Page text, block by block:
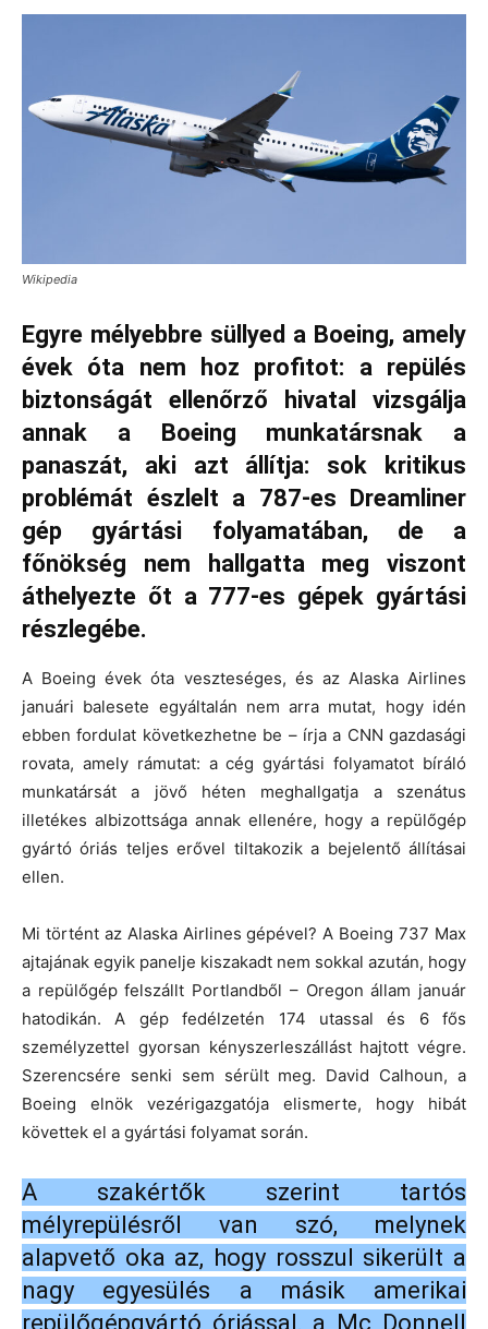
Wikipedia
Egyre mélyebbre süllyed a Boeing, amely
évek óta nem hoz profitot: a repülés
biztonságát ellenőrző hivatal vizsgálja
annak a Boeing munkatársnak a
panaszát, aki azt állítja: sok kritikus
problémát észlelt a 787-es Dreamliner
gép gyártási folyamatában, de a
főnökség nem hallgatta meg viszont
áthelyezte őt a 777-es gépek gyártási
részlegébe.
A Boeing évek óta veszteséges, és az Alaska Airlines
januári balesete egyáltalán nem arra mutat, hogy idén
ebben fordulat következhetne be – írja a CNN gazdasági
rovata, amely rámutat: a cég gyártási folyamatot bíráló
munkatársát a jövő héten meghallgatja a szenátus
illetékes albizottsága annak ellenére, hogy a repülőgép
gyártó óriás teljes erővel tiltakozik a bejelentő állításai
ellen.
Mi történt az Alaska Airlines gépével? A Boeing 737 Max
ajtajának egyik panelje kiszakadt nem sokkal azután, hogy
a repülőgép felszállt Portlandből – Oregon állam január
hatodikán. A gép fedélzetén 174 utassal és 6 fős
személyzettel gyorsan kényszerleszállást hajtott végre.
Szerencsére senki sem sérült meg. David Calhoun, a
Boeing elnök vezérigazgatója elismerte, hogy hibát
követtek el a gyártási folyamat során.
A szakértők szerint tartós
mélyrepülésről van szó, melynek
alapvető oka az, hogy rosszul sikerült a
nagy egyesülés a másik amerikai
repülőgépgyártó óriással, a Mc Donnell